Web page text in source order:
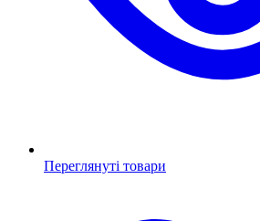
Переглянуті товари